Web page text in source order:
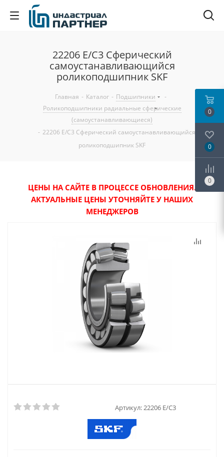
22206 E/C3 Сферический
самоустанавливающийся
роликоподшипник SKF
Главная - Каталог - Подшипники
-
Роликоподшипники радиальные сферические
(самоустанавливающиеся)
- 22206 E/C3 Сферический самоустанавливающийся
роликоподшипник SKF
ЦЕНЫ НА САЙТЕ В ПРОЦЕССЕ ОБНОВЛЕНИЯ.
АКТУАЛЬНЫЕ ЦЕНЫ УТОЧНЯЙТЕ У НАШИХ
МЕНЕДЖЕРОВ
Артикул: 22206 E/C3
0
0
0